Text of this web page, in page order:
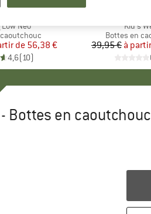
Low Neo
Prix
Prix réduit
de 56,38 €
4,6(10)
Article
Kid's
Product
Bottes en
39,95 € à
Bottes en caoutchouc